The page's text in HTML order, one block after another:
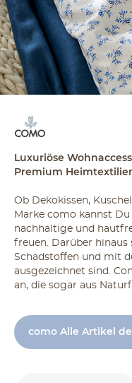
Luxuriöse
Premium
Ob Dekokissen,
Marke como kannst
nachhaltige und
freuen. Darüber
Schadstoffen und mit
ausgezeichnet sind.
an, die sogar aus
como Alle Artikel